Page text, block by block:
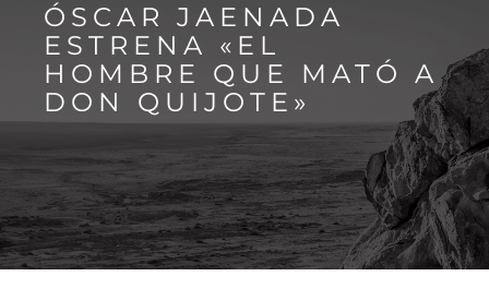
ÓSCAR JAENADA
ESTRENA «EL
HOMBRE QUE MATÓ A
DON QUIJOTE»